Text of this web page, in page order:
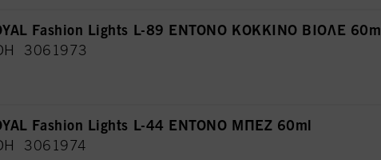
Fashion Lights L-89 ΕΝΤΟΝΟ ΚΟΚΚΙΝΟ ΒΙΟΛΕ 60ml
3061973
Fashion Lights L-44 ΕΝΤΟΝΟ ΜΠΕΖ 60ml
3061974